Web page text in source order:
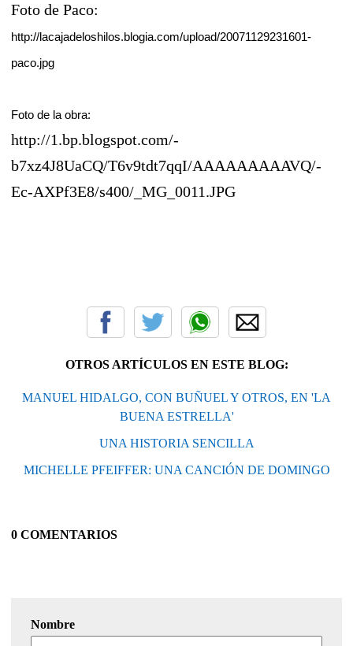
Foto de Paco:
http://lacajadeloshilos.blogia.com/upload/20071129231601-
paco.jpg
Foto de la obra:
http://1.bp.blogspot.com/-
b7xz4J8UaCQ/T6v9tdt7qqI/AAAAAAAAAVQ/-
Ec-AXPf3E8/s400/_MG_0011.JPG
OTROS ARTÍCULOS EN ESTE BLOG:
MANUEL HIDALGO, CON BUÑUEL Y OTROS, EN 'LA
BUENA ESTRELLA'
UNA HISTORIA SENCILLA
MICHELLE PFEIFFER: UNA CANCIÓN DE DOMINGO
0 COMENTARIOS
Nombre